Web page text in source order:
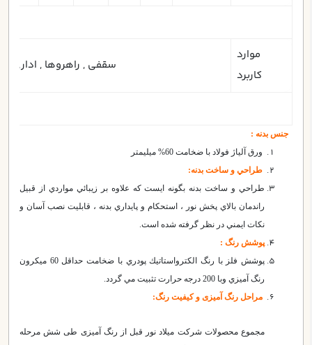
موارد
کاربرد
سقفي , راهروها , اداری ,
جنس بدنه :
ورق آلياژ فولاد با ضخامت 60% ميليمتر
طراحي و ساخت بدنه:
طراحي و ساخت بدنه بگونه ايست كه علاوه بر زيبائي مواردي از قبيل
راندمان بالاي پخش نور ، استحكام و پايداري بدنه ، قابليت نصب آسان و
نكات ايمني در نظر گرفته شده است.
پوشش رنگ :
پوشش فلز با رنگ الكترواستاتيك پودري با ضخامت حداقل 60 ميكرون
رنگ آميزي وبا 200 درجه حرارت تثبيت مي گردد.
مراحل رنگ آمیزی و کیفیت رنگ:
مجموع محصولات شرکت میلاد نور قبل از رنگ آمیزی طی شش مرحله